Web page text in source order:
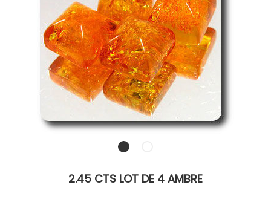
2.45 CTS LOT DE 4 AMBRE